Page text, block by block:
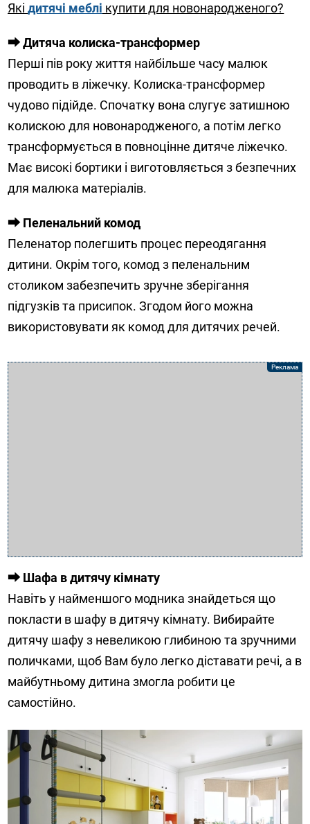
Якідитячі меблі купити для новонародженого?
⮕ Дитяча колиска-трансформер
Перші пів року життя найбільше часу малюк
проводить в ліжечку. Колиска-трансформер
чудово підійде. Спочатку вона слугує затишною
колискою для новонародженого, а потім легко
трансформується в повноцінне дитяче ліжечко.
Має високі бортики і виготовляється з безпечних
для малюка матеріалів.
⮕ Пеленальний комод
Пеленатор полегшить процес переодягання
дитини. Окрім того, комод з пеленальним
столиком забезпечить зручне зберігання
підгузків та присипок. Згодом його можна
використовувати як комод для дитячих речей.
⮕ Шафа в дитячу кімнату
Навіть у найменшого модника знайдеться що
покласти в шафу в дитячу кімнату. Вибирайте
дитячу шафу з невеликою глибиною та зручними
поличками, щоб Вам було легко діставати речі, а в
майбутньому дитина змогла робити це
самостійно.